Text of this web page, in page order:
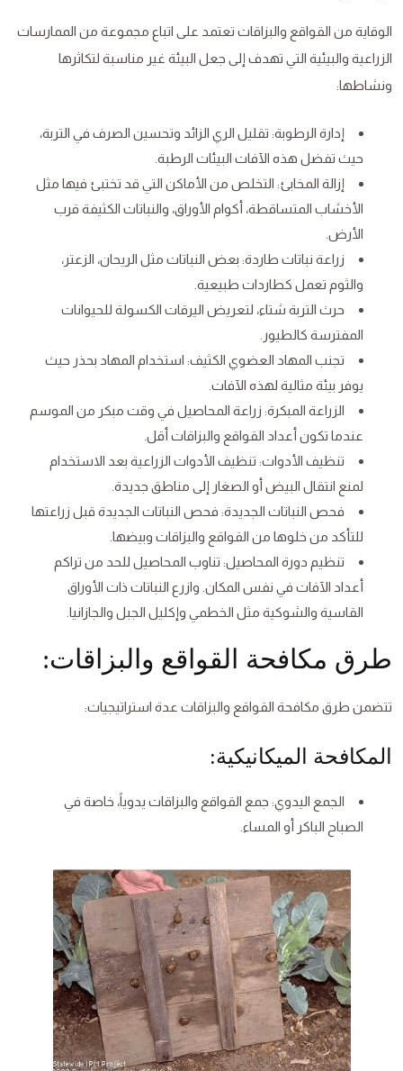
الوقاية من القواقع والبزاقات تعتمد على اتباع مجموعة من الممارسات
الزراعية والبيئية التي تهدف إلى جعل البيئة غير مناسبة لتكاثرها
ونشاطها:
إدارة الرطوبة: تقليل الري الزائد وتحسين الصرف في التربة،
حيث تفضل هذه الآفات البيئات الرطبة.
إزالة المخابئ: التخلص من الأماكن التي قد تختبئ فيها مثل
الأخشاب المتساقطة، أكوام الأوراق، والنباتات الكثيفة قرب
الأرض.
زراعة نباتات طاردة: بعض النباتات مثل الريحان، الزعتر،
والثوم تعمل كطاردات طبيعية.
حرث التربة شتاء، لتعريض اليرقات الكسولة للحيوانات
المفترسة كالطيور.
تجنب المهاد العضوي الكثيف: استخدام المهاد بحذر حيث
يوفر بيئة مثالية لهذه الآفات.
الزراعة المبكرة: زراعة المحاصيل في وقت مبكر من الموسم
عندما تكون أعداد القواقع والبزاقات أقل.
تنظيف الأدوات: تنظيف الأدوات الزراعية بعد الاستخدام
لمنع انتقال البيض أو الصغار إلى مناطق جديدة.
فحص النباتات الجديدة: فحص النباتات الجديدة قبل زراعتها
للتأكد من خلوها من القواقع والبزاقات وبيضها.
تنظيم دورة المحاصيل: تناوب المحاصيل للحد من تراكم
أعداد الآفات في نفس المكان. وازرع النباتات ذات الأوراق
القاسية والشوكية مثل الخطمي وإكليل الجبل والجازانيا.
طرق مكافحة القواقع والبزاقات:
تتضمن طرق مكافحة القواقع والبزاقات عدة استراتيجيات:
المكافحة الميكانيكية:
الجمع اليدوي: جمع القواقع والبزاقات يدوياً، خاصة في
الصباح الباكر أو المساء.